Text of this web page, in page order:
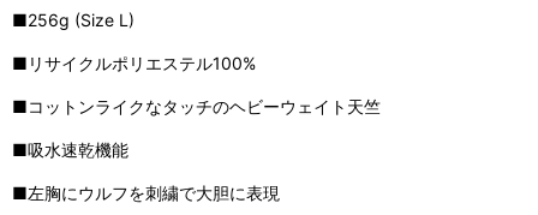
■256g (Size L)
■リサイクルポリエステル100%
■コットンライクなタッチのヘビーウェイト天竺
■吸水速乾機能
■左胸にウルフを刺繍で大胆に表現